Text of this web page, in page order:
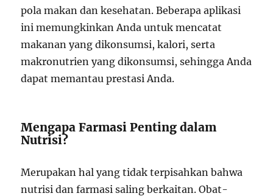
pola makan dan kesehatan. Beberapa aplikasi
ini memungkinkan Anda untuk mencatat
makanan yang dikonsumsi, kalori, serta
makronutrien yang dikonsumsi, sehingga Anda
dapat memantau prestasi Anda.
Mengapa Farmasi Penting dalam
Nutrisi?
Merupakan hal yang tidak terpisahkan bahwa
nutrisi dan farmasi saling berkaitan. Obat-